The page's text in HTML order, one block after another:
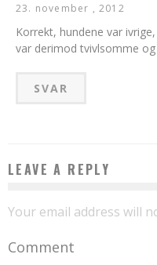
23. november , 2012
Korrekt, hundene var
var derimod tvivlsomme
SVAR
LEAVE A REPLY
Your email address will
Comment